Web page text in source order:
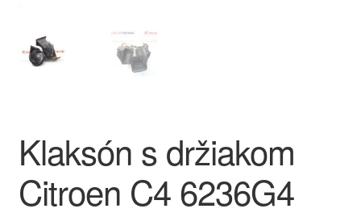
Platby
Reklamace
Reklamačný poriadok
Klaksón s držiakom
Citroen C4 6236G4